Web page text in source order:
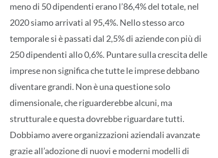
meno di 50 dipendenti erano l’86,4% del totale, nel
2020 siamo arrivati al 95,4%. Nello stesso arco
temporale si è passati dal 2,5% di aziende con più di
250 dipendenti allo 0,6%. Puntare sulla crescita delle
imprese non significa che tutte le imprese debbano
diventare grandi. Non è una questione solo
dimensionale, che riguarderebbe alcuni, ma
strutturale e questa dovrebbe riguardare tutti.
Dobbiamo avere organizzazioni aziendali avanzate
grazie all’adozione di nuovi e moderni modelli di